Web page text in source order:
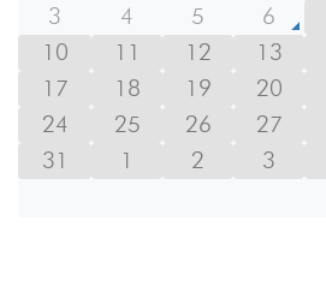
3
4 5 6
10
11 12 13
17
18 19 20
24
25 26 27
31
1 2 3